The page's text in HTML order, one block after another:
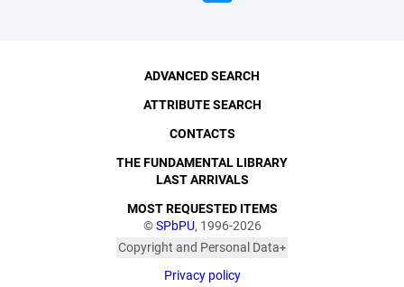
©SPbPU, 1996-2026
Copyright and Personal Data
published with the
Privacy policy
ADVANCED SEARCH
ATTRIBUTE SEARCH
CONTACTS
THE FUNDAMENTAL LIBRARY
LAST ARRIVALS
MOST REQUESTED ITEMS